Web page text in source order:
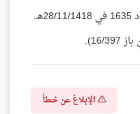
نشر في مجلة (الدعوة) العدد 1635 في 28/11/1418هـ.
الإبلاغ عن خطأ